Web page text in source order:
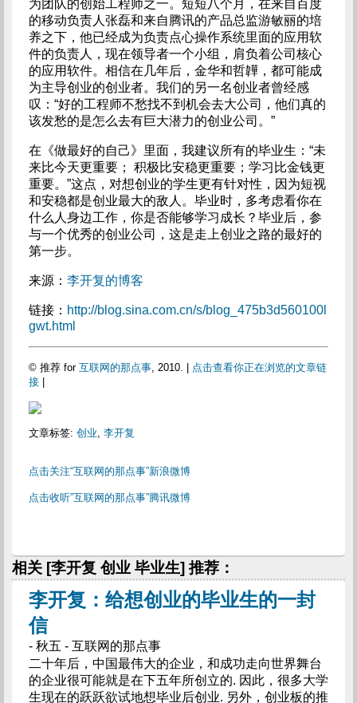
为团队的创始工程师之一。短短八个月，在来自百度
的移动负责人张磊和来自腾讯的产品总监游敏丽的培
养之下，他已经成为负责点心操作系统里面的应用软
件的负责人，现在领导者一个小组，肩负着公司核心
的应用软件。相信在几年后，金华和哲韡，都可能成
为主导创业的创业者。我们的另一名创业者曾经感
叹：“好的工程师不愁找不到机会去大公司，他们真的
该发愁的是怎么去有巨大潜力的创业公司。”
在《做最好的自己》里面，我建议所有的毕业生：“未
来比今天更重要； 积极比安稳更重要；学习比金钱更
重要。”这点，对想创业的学生更有针对性，因为短视
和安稳都是创业最大的敌人。毕业时，多考虑看你在
什么人身边工作，你是否能够学习成长？毕业后，参
与一个优秀的创业公司，这是走上创业之路的最好的
第一步。
来源： 李开复的博客
链接： http://blog.sina.com.cn/s/blog_475b3d560100l
gwt.html
© 推荐 for 互联网的那点事, 2010. | 点击查看你正在浏览的文章链
接|
文章标签: 创业, 李开复
点击关注“互联网的那点事”新浪微博
点击收听”互联网的那点事”腾讯微博
相关 [李开复 创业 毕业生] 推荐：
李开复：给想创业的毕业生的一封
信
- 秋五 - 互联网的那点事
二十年后，中国最伟大的企业，和成功走向世界舞台
的企业很可能就是在下五年所创立的. 因此，很多大学
生现在的跃跃欲试地想毕业后创业. 另外，创业板的推